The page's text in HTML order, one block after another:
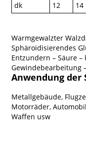
dk
12 14
Warmgewalzter
Sphäroidisierendes
Entzundern – Säure
Gewindebearbeitung
Anwendung der
Metallgebäude,
Motorräder,
Waffen usw